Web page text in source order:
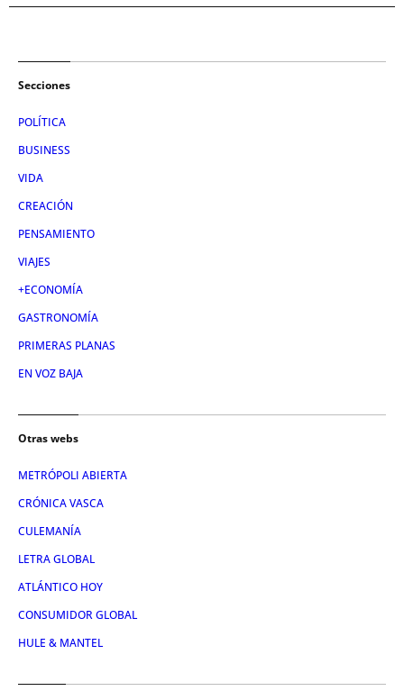
Secciones
POLÍTICA
BUSINESS
VIDA
CREACIÓN
PENSAMIENTO
VIAJES
+ECONOMÍA
GASTRONOMÍA
PRIMERAS PLANAS
EN VOZ BAJA
Otras webs
METRÓPOLI ABIERTA
CRÓNICA VASCA
CULEMANÍA
LETRA GLOBAL
ATLÁNTICO HOY
CONSUMIDOR GLOBAL
HULE & MANTEL